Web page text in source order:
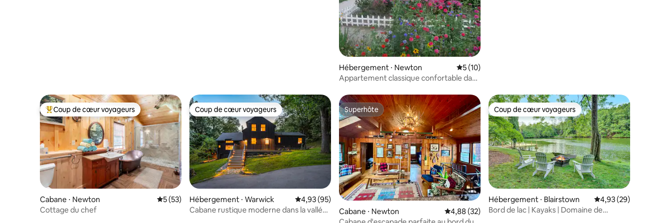
Hébergement ⋅ Newton Évaluation moyenne sur la base de 10 commentaires : 5 sur 5
5 (10)
Appartement classique confortable dans
Coups de cœur voyageurs les plus appréciés
Coup de cœur voyageurs
Cabane ⋅ Newton Évaluation moyenne sur la base de 53 commentaires : 5 sur 5
5 (53)
Cottage du chef
Coup de cœur voyageurs
Coup de cœur voyageurs
Hébergement ⋅ Warwick Évaluation moyenne sur la base de 95 commentaires : 4,93 sur 5
4,93 (95)
Cabane rustique moderne dans la vallée
Superhôte
Superhôte
Cabane ⋅ Newton Évaluation moyenne sur la base de 32 commentaires : 4,88 sur 5
4,88 (32)
Coup de cœur voyageurs
Coup de cœur voyageurs
Hébergement ⋅ Blairstown Évaluation moyenne
4,93 (29)
Bord de lac | Kayaks | Domaine de